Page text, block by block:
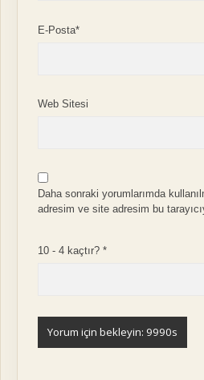
E-Posta*
Web Sitesi
Daha sonraki yorumlarımda
adresim ve site adresim bu
10 - 4 kaçtır?*